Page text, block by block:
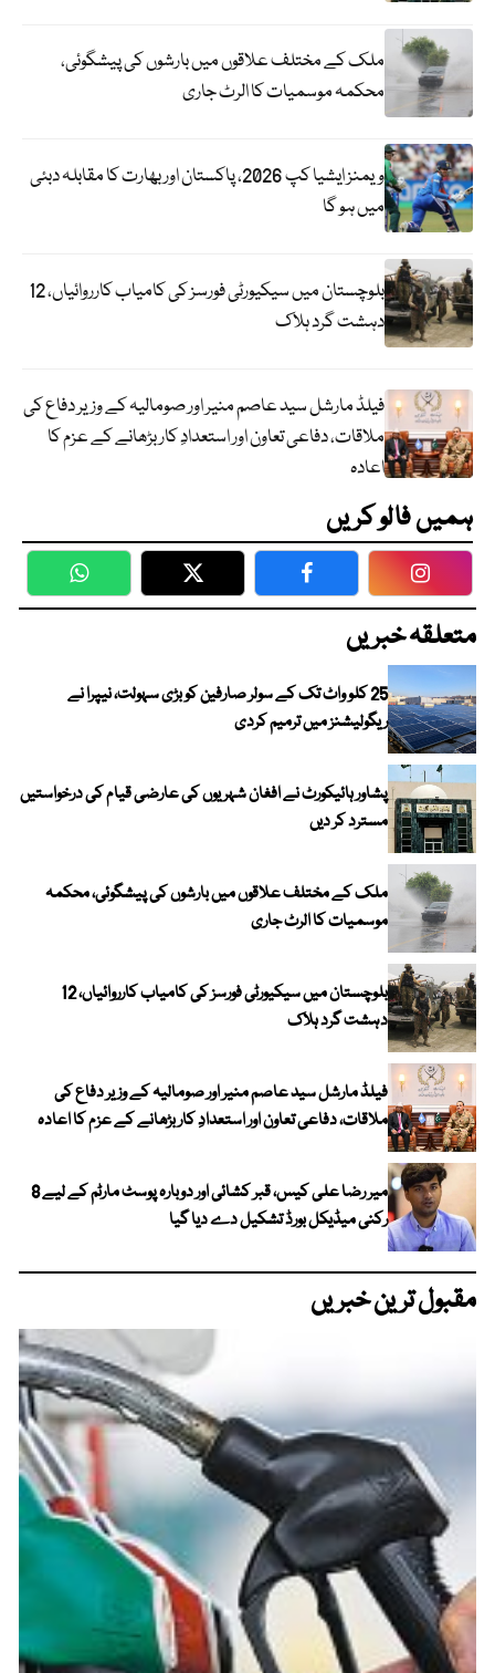
ملک کے مختلف علاقوں میں بارشوں کی پیشگوئی،
محکمہ موسمیات کا الرٹ جاری
ویمنز ایشیا کپ 2026، پاکستان اور بھارت کا مقابلہ دبئی
میں ہو گا
بلوچستان میں سیکیورٹی فورسز کی کامیاب کارروائیاں، 12
دہشت گرد ہلاک
فیلڈ مارشل سید عاصم منیر اور صومالیہ کے وزیر دفاع کی
ملاقات، دفاعی تعاون اور استعدادِ کار بڑھانے کے عزم کا
اعادہ
ہمیں فالو کریں
WhatsApp Twitter Facebook
متعلقہ خبریں
25 کلو واٹ تک کے سولر صارفین کو بڑی سہولت، نیپرا نے
ریگولیشنز میں ترمیم کردی
پشاور ہائیکورٹ نے افغان شہریوں کی عارضی قیام کی درخواستیں
مسترد کر دیں
ملک کے مختلف علاقوں میں بارشوں کی پیشگوئی، محکمہ
موسمیات کا الرٹ جاری
بلوچستان میں سیکیورٹی فورسز کی کامیاب کارروائیاں، 12
دہشت گرد ہلاک
فیلڈ مارشل سید عاصم منیر اور صومالیہ کے وزیر دفاع کی
ملاقات، دفاعی تعاون اور استعدادِ کار بڑھانے کے عزم کا اعادہ
میر رضا علی کیس، قبر کشائی اور دوبارہ پوسٹ مارٹم کے لیے 8
رکنی میڈیکل بورڈ تشکیل دے دیا گیا
مقبول ترین خبریں